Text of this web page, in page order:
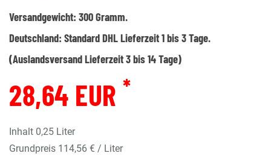
Versandgewicht: 300Gramm.
Deutschland: Standard DHL Lieferzeit 1 bis 3 Tage.
(Auslandsversand Lieferzeit 3 bis 14 Tage)
28,64 EUR *
Inhalt 0,25 Liter
Grundpreis 114,56 € / Liter